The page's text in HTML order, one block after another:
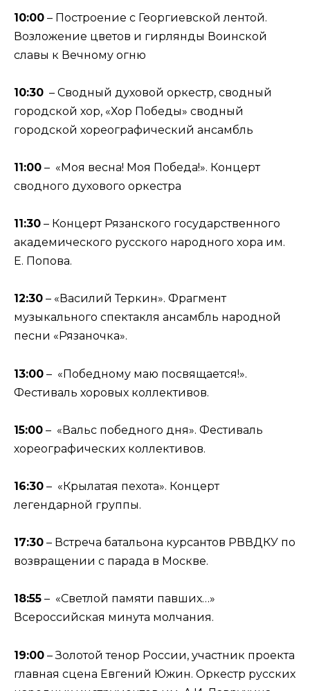
10:00 – Построение с Георгиевской лентой.
Возложение цветов и гирлянды Воинской
славы к Вечному огню
10:30 – Сводный духовой оркестр, сводный
городской хор, «Хор Победы» сводный
городской хореографический ансамбль
11:00 – «Моя весна! Моя Победа!». Концерт
сводного духового оркестра
11:30 – Концерт Рязанского государственного
академического русского народного хора им.
Е. Попова.
12:30 – «Василий Теркин». Фрагмент
музыкального спектакля ансамбль народной
песни «Рязаночка».
13:00 – «Победному маю посвящается!».
Фестиваль хоровых коллективов.
15:00 – «Вальс победного дня». Фестиваль
хореографических коллективов.
16:30 – «Крылатая пехота». Концерт
легендарной группы.
17:30 – Встреча батальона курсантов РВВДКУ по
возвращении с парада в Москве.
18:55 – «Светлой памяти павших…»
Всероссийская минута молчания.
19:00 – Золотой тенор России, участник проекта
главная сцена Евгений Южин. Оркестр русских